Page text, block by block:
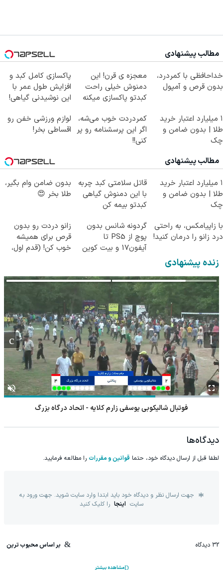
مطالب پیشنهادی
خداحافظی با کمردرد،
بدون قرص و آمپول
معجزه ی قرن! این
دمنوش خیلی راحت
کبدتو پاکسازی میکنه
پاکسازی کامل کبد و
افزایش طول عمر با
این نوشیدنی گیاهی!
۱ میلیارد اعتبار خرید
طلا | بدون ضامن و
چک
کمردردت خوب می‌شه،
اگر این پرسشنامه رو پر
کنی!!
لوازم ورزشی خفن رو
اقساطی بخر!
مطالب پیشنهادی
۱ میلیارد اعتبار خرید
طلا | بدون ضامن و
چک
قاتل سلامتی کبد چربه
با این دمنوش گیاهی
کبدتو بیمه کن
بدون ضامن وام بگیر،
طلا بخر 😍
با زاپیامکس، به راحتی
درد زانو را درمان کنید!
گردونه شانس بدون
پوچ از PS5 تا
آیفون17 و بیت کوین
زانو دردت رو بدون
قرص برای همیشه
خوب کن! (قدم اول،
زنده پیشنهادی
فوتبال شالیکوبی یوسفی زارم کلایه - اتحاد درگاه بزرگ
دیدگاه‌ها
لطفا قبل از ارسال دیدگاه خود، حتما قوانین و مقررات را مطالعه فرمایید.
جهت ارسال نظر و دیدگاه خود باید ابتدا وارد سایت شوید. جهت ورود به
سایت اینجا را کلیک کنید
32 دیدگاه بر اساس محبوب ترین
مشاهده بیشتر